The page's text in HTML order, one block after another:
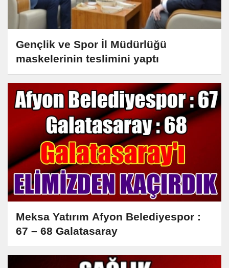
Gençlik ve Spor İl Müdürlüğü
maskelerinin teslimini yaptı
Meksa Yatırım Afyon Belediyespor :
67 – 68 Galatasaray